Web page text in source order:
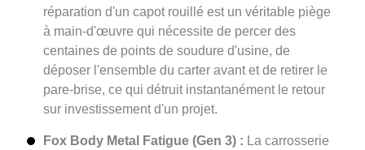
réparation d'un capot rouillé est un véritable piège
à main-d'œuvre qui nécessite de percer des
centaines de points de soudure d'usine, de
déposer l'ensemble du carter avant et de retirer le
pare-brise, ce qui détruit instantanément le retour
sur investissement d'un projet.
Fox Body Metal Fatigue (Gen 3) : La carrosserie